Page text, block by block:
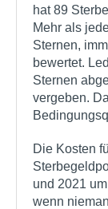
hat 89
Mehr als
Sternen,
bewertet.
Sternen
vergeben.
Die Kosten
und 2021
wenn